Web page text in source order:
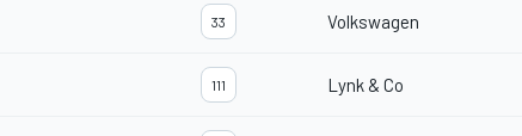
33 Volkswagen
111 Lynk & Co